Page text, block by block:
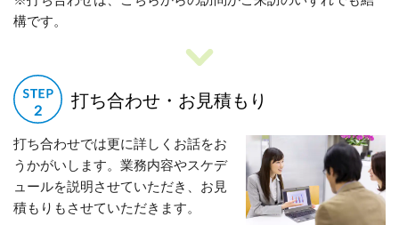
構です。
打ち合わせ・お見積もり
打ち合わせでは更に詳しくお話をお
うかがいします。業務内容やスケデ
ュールを説明させていただき、お見
積もりもさせていただきます。